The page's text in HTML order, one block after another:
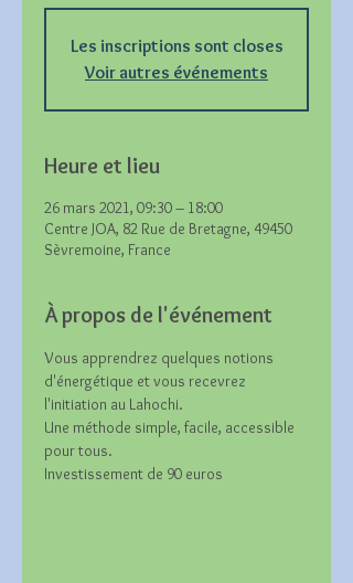
Les inscriptions sont closes
Voir autres événements
Heure et lieu
26 mars 2021, 09:30 – 18:00
Centre JOA, 82 Rue de Bretagne, 49450
Sèvremoine, France
À propos de l'événement
Vous apprendrez quelques notions
d'énergétique et vous recevrez
l'initiation au Lahochi.
Une méthode simple, facile, accessible
pour tous.
Investissement de 90 euros